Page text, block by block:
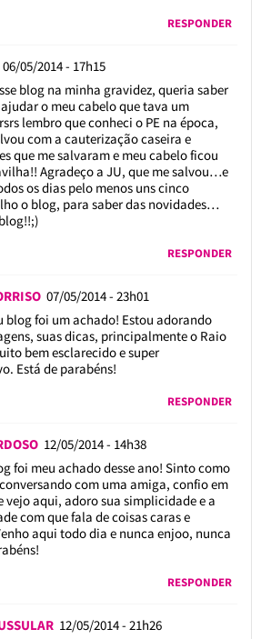
RESPONDER
06/05/2014 - 17h15
blog na minha gravidez, queria saber
o meu cabelo que tava um
lembro que conheci o PE na época,
com a cauterização caseira e
que me salvaram e meu cabelo ficou
Agradeço a JU, que me salvou…e
os dias pelo menos uns cinco
o blog, para saber das novidades…
RESPONDER
07/05/2014 - 23h01
blog foi um achado! Estou adorando
suas dicas, principalmente o Raio
bem esclarecido e super
Está de parabéns!
RESPONDER
12/05/2014 - 14h38
foi meu achado desse ano! Sinto como
com uma amiga, confio em
vejo aqui, adoro sua simplicidade e a
com que fala de coisas caras e
aqui todo dia e nunca enjoo, nunca
RESPONDER
12/05/2014 - 21h26